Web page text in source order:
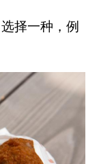
择一种，例